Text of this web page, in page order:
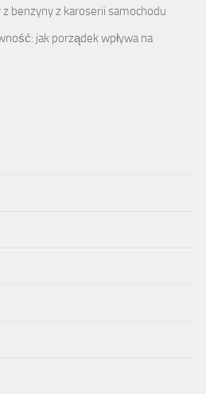
benzyny z karoserii samochodu
jak porządek wpływa na